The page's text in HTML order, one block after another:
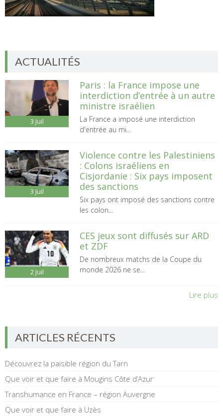
ACTUALITÉS
3 Juil
Paris : la France impose une
interdiction d’entrée à un autre
ministre israélien
La France a imposé une interdiction
d'entrée au mi...
3 Juil
Violence contre les Palestiniens
: Colons israéliens en
Cisjordanie : Six pays imposent
des sanctions
Six pays ont imposé des sanctions contre
les colon...
2 Juil
CES jeux sont diffusés sur ARD
et ZDF
De nombreux matchs de la Coupe du
monde 2026 ne se...
Lire plus
ARTICLES RÉCENTS
Découvrez la paisible région du Tarn
Que voir et que faire à Mougins Côte d’Azur
Transhumance en France – région Auvergne
Que voir et que faire à Uzès